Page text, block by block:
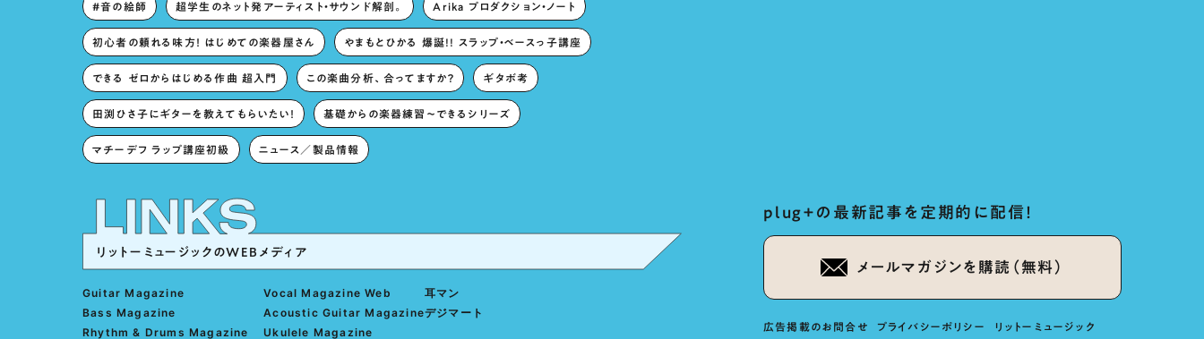
#音の絵師 超学生のネット発アーティスト・サウンド解剖。 Arika プロダクション・ノート
初心者の頼れる味方！ はじめての楽器屋さん やまもとひかる 爆誕!! スラップ・ベースっ子講座
できる ゼロからはじめる作曲 超入門 この楽曲分析、合ってますか？ ギタボ考
田渕ひさ子にギターを教えてもらいたい！ 基礎からの楽器練習〜できるシリーズ
マチーデフ ラップ講座初級 ニュース／製品情報
リットーミュージックのWEBメディア
Guitar Magazine
Bass Magazine
Rhythm & Drums Magazine
Vocal Magazine Web
Acoustic Guitar Magazine
Ukulele Magazine
耳マン
デジマート
plug+の最新記事を定期的に配信！
メールマガジンを購読（無料）
広告掲載のお問合せ プライバシーポリシー リットーミュージック